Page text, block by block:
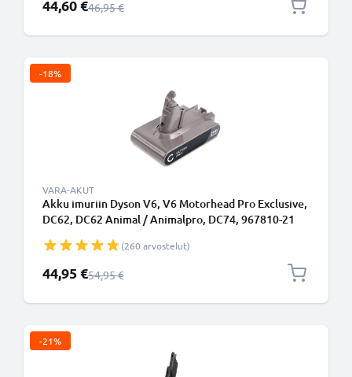
44,60 €Normaali hinta
46,95 €
-18%
VARA-AKUT
Akku imuriin Dyson V6, V6 Motorhead Pro Exclusive,
DC62, DC62 Animal / Animalpro, DC74, 967810-21
vaihtoakku tuotemerkiltä CELLONIC
(260 arvostelut)
Erikoishinta
44,95 €Normaali hinta
54,95 €
-21%